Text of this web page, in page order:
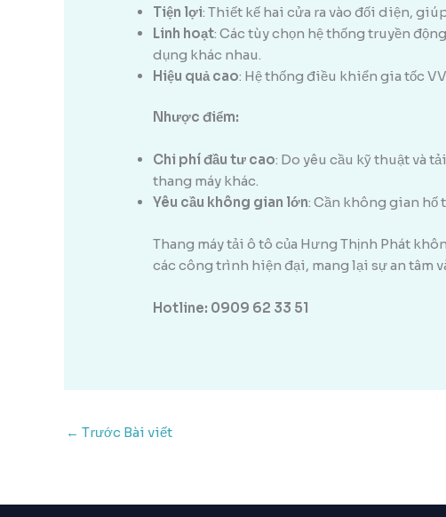
Tiện lợi: Thiết kế hai cửa ra vào đối diện,
Linh hoạt: Các tùy chọn hệ thống truyền
dụng khác nhau.
Hiệu quả cao: Hệ thống điều khiển gia tốc
Nhược điểm:
Chi phí đầu tư cao: Do yêu cầu kỹ thuật và
thang máy khác.
Yêu cầu không gian lớn: Cần không gian
Thang máy tải ô tô của Hưng Thịnh Phát
các công trình hiện đại, mang lại sự an tâm
Hotline: 0909 62 33 51
← Trước Bài viết